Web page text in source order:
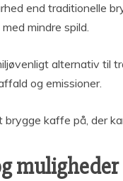
end traditionelle
mindre spild.
alternativ til
og emissioner.
kaffe på, der